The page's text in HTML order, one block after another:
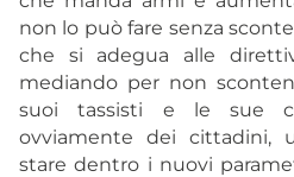
non lo può fare senza
che si adegua alle
mediando per non
suoi tassisti e le sue
ovviamente dei cittadini,
stare dentro i nuovi